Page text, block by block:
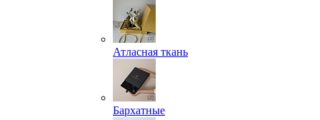
Атласная ткань
Бархатные